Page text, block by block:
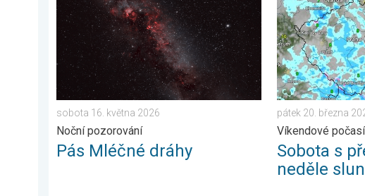
sobota 16. května 2026
Noční pozorování
Pás Mléčné dráhy
pátek 20. března
Víkendové počasí
Sobota s
neděle